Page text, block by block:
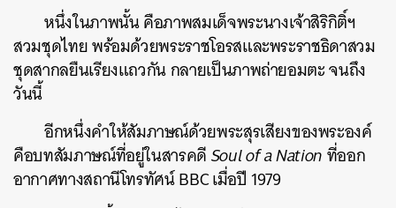
หนึ่งในภาพนั้น คือภาพสมเด็จพระนางเจ้าสิริกิติ์ฯ
สวมชุดไทย พร้อมด้วยพระราชโอรสและพระราชธิดาสวม
ชุดสากลยืนเรียงแถวกัน กลายเป็นภาพถ่ายอมตะ จนถึง
วันนี้
อีกหนึ่งคำให้สัมภาษณ์ด้วยพระสุรเสียงของพระองค์
คือบทสัมภาษณ์ที่อยู่ในสารคดีSoul of a Nationที่ออก
อากาศทางสถานีโทรทัศน์ BBC เมื่อปี 1979